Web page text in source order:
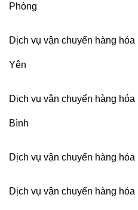
Phòng
Dịch vụ vận chuyển hàng
Yên
Dịch vụ vận chuyển hàng
Bình
Dịch vụ vận chuyển hàng
Dịch vụ vận chuyển hàng